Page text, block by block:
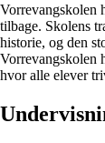
Vorrevangskolen
tilbage. Skolens
historie, og den
Vorrevangskolen
hvor alle elever